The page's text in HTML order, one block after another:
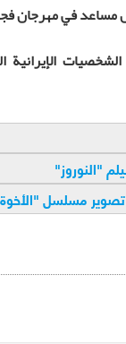
في مهرجان
" الشخصيات
"النوروز"
تصوير مسلسل "الأخوة